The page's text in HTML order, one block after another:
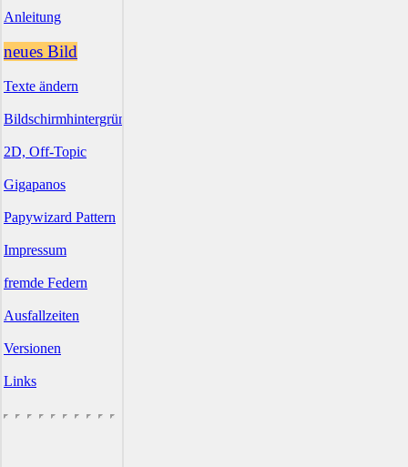
Anleitung
neues Bild
Texte ändern
Bildschirmhintergründe
2D, Off-Topic
Gigapanos
Papywizard Pattern
Impressum
fremde Federn
Ausfallzeiten
Versionen
Links